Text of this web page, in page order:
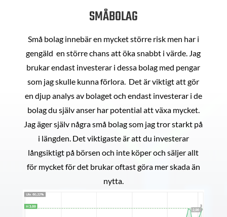
SMÅBOLAG
Små bolag innebär en mycket större risk men har i
gengäld en större chans att öka snabbt i värde. Jag
brukar endast investerar i dessa bolag med pengar
som jag skulle kunna förlora. Det är viktigt att gör
en djup analys av bolaget och endast investerar i de
bolag du själv anser har potential att växa mycket.
Jag äger själv några små bolag som jag tror starkt på
i längden. Det viktigaste är att du investerar
långsiktigt på börsen och inte köper och säljer allt
för mycket för det brukar oftast göra mer skada än
nytta.